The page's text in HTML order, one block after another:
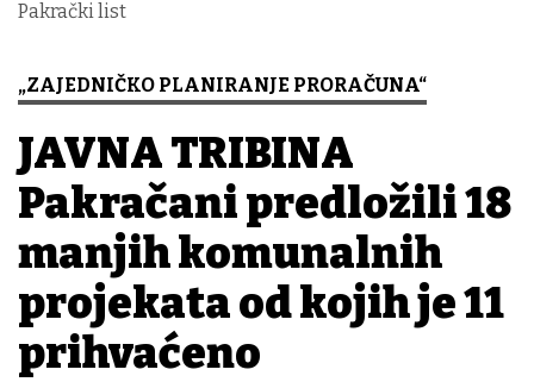
Pakrački list
„ZAJEDNIČKO PLANIRANJE PRORAČUNA“
JAVNA TRIBINA
Pakračani predložili 18
manjih komunalnih
projekata od kojih je 11
prihvaćeno